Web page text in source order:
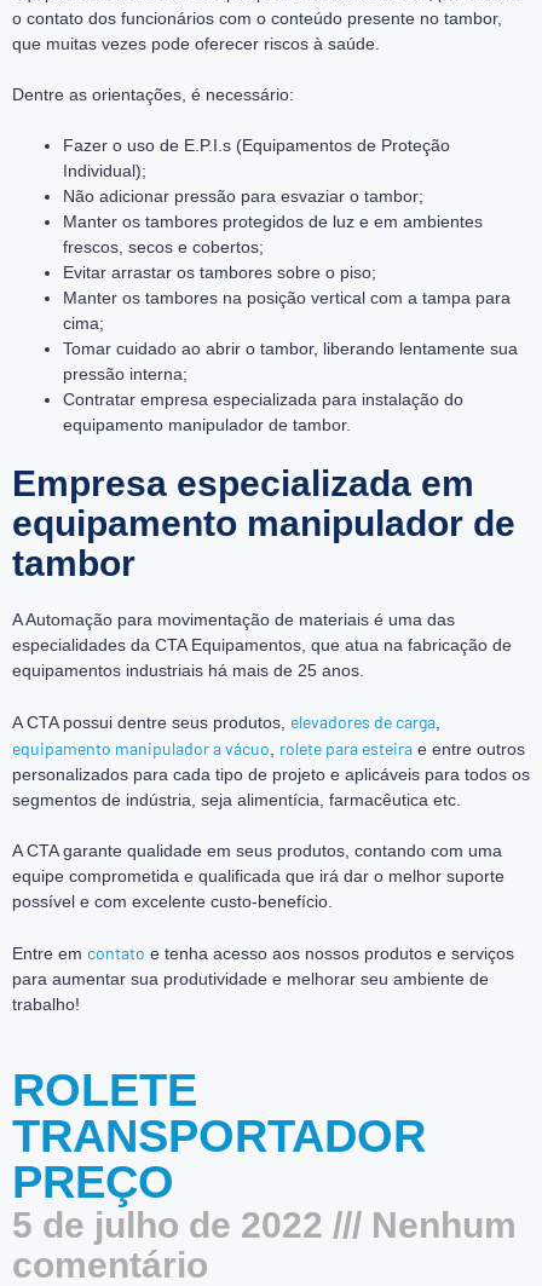
o contato dos funcionários com o conteúdo presente no tambor,
que muitas vezes pode oferecer riscos à saúde.
Dentre as orientações, é necessário:
Fazer o uso de E.P.I.s (Equipamentos de Proteção
Individual);
Não adicionar pressão para esvaziar o tambor;
Manter os tambores protegidos de luz e em ambientes
frescos, secos e cobertos;
Evitar arrastar os tambores sobre o piso;
Manter os tambores na posição vertical com a tampa para
cima;
Tomar cuidado ao abrir o tambor, liberando lentamente sua
pressão interna;
Contratar empresa especializada para instalação do
equipamento manipulador de tambor.
Empresa especializada em
equipamento manipulador de
tambor
A Automação para movimentação de materiais é uma das
especialidades da CTA Equipamentos, que atua na fabricação de
equipamentos industriais há mais de 25 anos.
A CTA possui dentre seus produtos, elevadores de carga
equipamento manipulador a vácuo rolete para esteira e entre outros
personalizados para cada tipo de projeto e aplicáveis para todos os
segmentos de indústria, seja alimentícia, farmacêutica etc.
A CTA garante qualidade em seus produtos, contando com uma
equipe comprometida e qualificada que irá dar o melhor suporte
possível e com excelente custo-benefício.
Entre em contato e tenha acesso aos nossos produtos e serviços
para aumentar sua produtividade e melhorar seu ambiente de
trabalho!
ROLETE
TRANSPORTADOR
PREÇO
5 de julho de 2022
Nenhum
comentário